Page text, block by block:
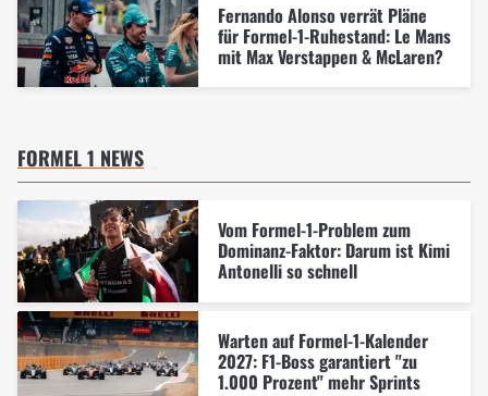
Fernando Alonso verrät Pläne
für Formel-1-Ruhestand: Le Mans
mit Max Verstappen & McLaren?
FORMEL 1 NEWS
Vom Formel-1-Problem zum
Dominanz-Faktor: Darum ist Kimi
Antonelli so schnell
Warten auf Formel-1-Kalender
2027: F1-Boss garantiert "zu
1.000 Prozent" mehr Sprints